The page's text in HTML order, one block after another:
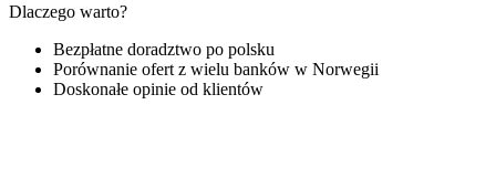
Dlaczego warto?
Bezpłatne doradztwo po polsku
Porównanie ofert z wielu banków w Norwegii
Doskonałe opinie od klientów